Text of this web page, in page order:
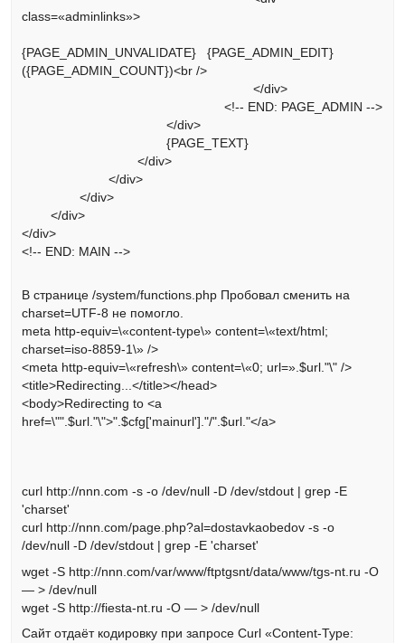
class=«adminlinks»>
{PAGE_ADMIN_UNVALIDATE} {PAGE_ADMIN_EDIT}
({PAGE_ADMIN_COUNT})<br />
</div>
<!-- END: PAGE_ADMIN -->
</div>
{PAGE_TEXT}
</div>
</div>
</div>
</div>
</div>
<!-- END: MAIN -->
В странице /system/functions.php Пробовал сменить на
charset=UTF-8 не помогло.
meta http-equiv=\«content-type\» content=\«text/html;
charset=iso-8859-1\» />
<meta http-equiv=\«refresh\» content=\«0; url=».$url."\" />
<title>Redirecting...</title></head>
<body>Redirecting to <a
href=\"".$url."\">".$cfg['mainurl']."/".$url."</a>
curl http://nnn.com -s -o /dev/null -D /dev/stdout | grep -E
'charset'
curl http://nnn.com/page.php?al=dostavkaobedov -s -o
/dev/null -D /dev/stdout | grep -E 'charset'
wget -S http://nnn.com/var/www/ftptgsnt/data/www/tgs-nt.ru -O
— > /dev/null
wget -S http://fiesta-nt.ru -O — > /dev/null
Сайт отдаёт кодировку при запросе Curl «Content-Type: